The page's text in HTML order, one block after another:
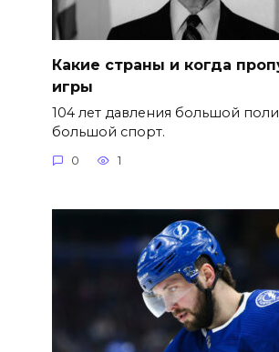
Какие страны и когда
игры
104 лет давления большой
большой спорт.
0 1